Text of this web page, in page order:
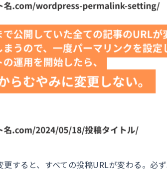
すると、すべての投稿URLが変わる。必